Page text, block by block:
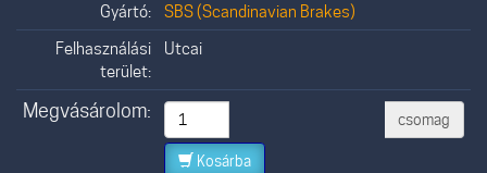
Gyártó:
SBS (Scandinavian Brakes)
Felhasználási
terület:
Utcai
Megvásárolom: csomag
Kosárba